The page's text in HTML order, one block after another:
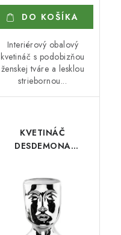
DO KOŠÍKA
Interiérový obalový
kvetináč s podobizňou
ženskej tváre a lesklou
striebornou...
KVETINÁČ
DESDEMONA